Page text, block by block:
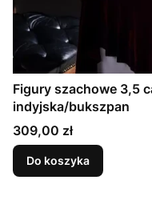
Figury szachowe 3,5
indyjska/bukszpan
Cena
309,00 zł
Do koszyka